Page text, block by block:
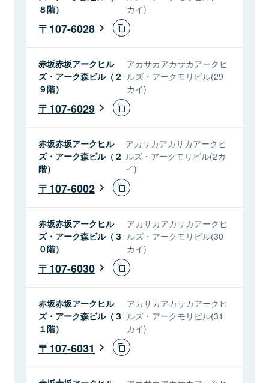
８階）
カイ)
107-6028
赤坂赤坂アークヒル
ズ・アーク森ビル（２
９階）
アカサカアカサカアークヒ
ルズ・アークモリビル(29
カイ)
107-6029
赤坂赤坂アークヒル
ズ・アーク森ビル（２
階）
アカサカアカサカアークヒ
ルズ・アークモリビル(2カ
イ)
107-6002
赤坂赤坂アークヒル
ズ・アーク森ビル（３
０階）
アカサカアカサカアークヒ
ルズ・アークモリビル(30
カイ)
107-6030
赤坂赤坂アークヒル
ズ・アーク森ビル（３
１階）
アカサカアカサカアークヒ
ルズ・アークモリビル(31
カイ)
107-6031